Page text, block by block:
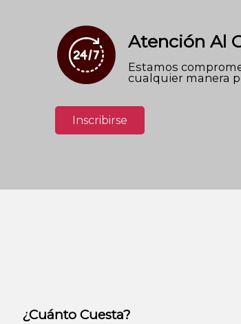
Atención Al
Estamos
cualquier manera
Inscribirse
¿Cuánto Cuesta?